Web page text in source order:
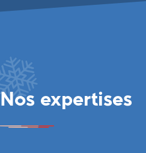
Nos expertises